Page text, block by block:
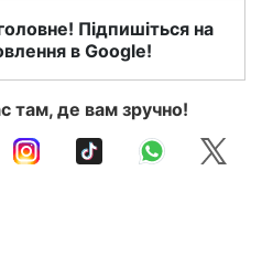
Підпишіться на
в Google!
там, де вам зручно!